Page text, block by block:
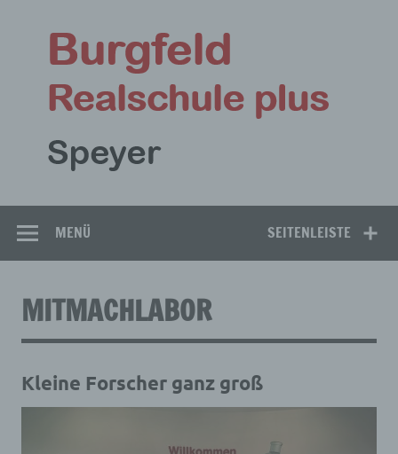
springen
SEITENLEISTE
MENÜ
MITMACHLABOR
Kleine Forscher ganz groß